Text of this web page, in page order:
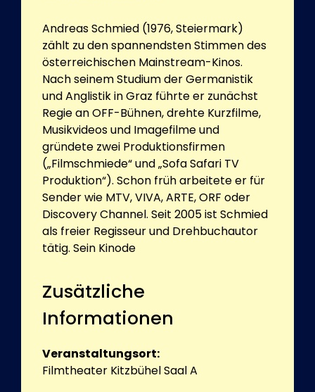
Andreas Schmied (1976, Steiermark)
zählt zu den spannendsten Stimmen des
österreichischen Mainstream-Kinos.
Nach seinem Studium der Germanistik
und Anglistik in Graz führte er zunächst
Regie an OFF-Bühnen, drehte Kurzfilme,
Musikvideos und Imagefilme und
gründete zwei Produktionsfirmen
(„Filmschmiede“ und „Sofa Safari TV
Produktion“). Schon früh arbeitete er für
Sender wie MTV, VIVA, ARTE, ORF oder
Discovery Channel. Seit 2005 ist Schmied
als freier Regisseur und Drehbuchautor
tätig. Sein Kinode
Zusätzliche
Informationen
Veranstaltungsort:
Filmtheater Kitzbühel Saal A